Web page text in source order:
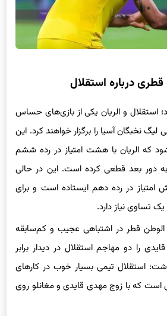
درباره استقلال
استقلال و الریان یکی از بازی‌های حساس
نخبگان آسیا را برگزار خواهند کرد. این
که الریان با هشت امتیاز در رده ششم
دور بعد قطعی کرده است. این در حالی
در رده دهم ایستاده است و برای
تساوی نیاز دارد.
الوطن قطر در اشتباهی عجیب و کم‌سابقه
را دو مهاجم استقلال در دیدار برابر
استقلال تیمی بسیار خوب در کارهای
است که با زوج مهدی قایدی و مغانلو روی